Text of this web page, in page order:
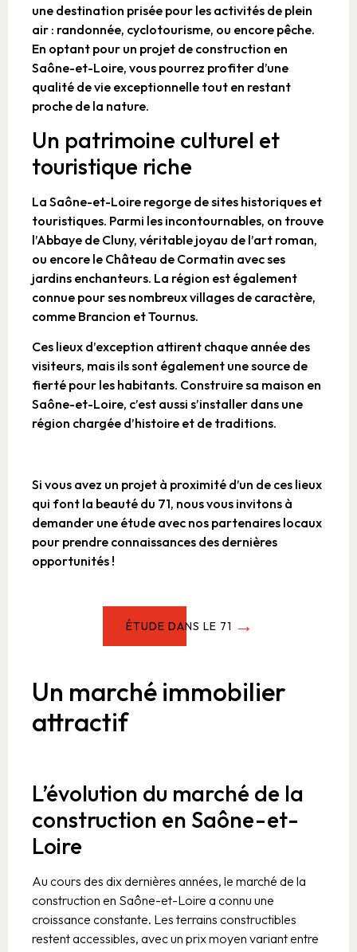
une destination prisée pour les activités de plein
air : randonnée, cyclotourisme, ou encore pêche.
En optant pour un projet de construction en
Saône-et-Loire, vous pourrez profiter d’une
qualité de vie exceptionnelle tout en restant
proche de la nature.
Un patrimoine culturel et
touristique riche
La Saône-et-Loire regorge de sites historiques et
touristiques. Parmi les incontournables, on trouve
l’Abbaye de Cluny, véritable joyau de l’art roman,
ou encore le Château de Cormatin avec ses
jardins enchanteurs. La région est également
connue pour ses nombreux villages de caractère,
comme Brancion et Tournus.
Ces lieux d’exception attirent chaque année des
visiteurs, mais ils sont également une source de
fierté pour les habitants. Construire sa maison en
Saône-et-Loire, c’est aussi s’installer dans une
région chargée d’histoire et de traditions.
Si vous avez un projet à proximité d’un de ces lieux
qui font la beauté du 71, nous vous invitons à
demander une étude avec nos partenaires locaux
pour prendre connaissances des dernières
opportunités !
ÉTUDE DANS LE 71
Un marché immobilier
attractif
L’évolution du marché de la
construction en Saône-et-
Loire
Au cours des dix dernières années, le marché de la
construction en Saône-et-Loire a connu une
croissance constante. Les terrains constructibles
restent accessibles, avec un prix moyen variant entre